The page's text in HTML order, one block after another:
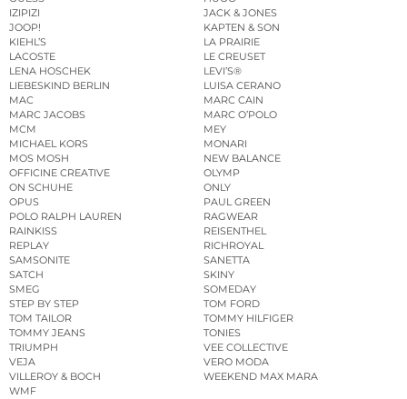
IZIPIZI
JACK & JONES
JOOP!
KAPTEN & SON
KIEHL’S
LA PRAIRIE
LACOSTE
LE CREUSET
LENA HOSCHEK
LEVI’S®
LIEBESKIND BERLIN
LUISA CERANO
MAC
MARC CAIN
MARC JACOBS
MARC O’POLO
MCM
MEY
MICHAEL KORS
MONARI
MOS MOSH
NEW BALANCE
OFFICINE CREATIVE
OLYMP
ON SCHUHE
ONLY
OPUS
PAUL GREEN
POLO RALPH LAUREN
RAGWEAR
RAINKISS
REISENTHEL
REPLAY
RICHROYAL
SAMSONITE
SANETTA
SATCH
SKINY
SMEG
SOMEDAY
STEP BY STEP
TOM FORD
TOM TAILOR
TOMMY HILFIGER
TOMMY JEANS
TONIES
TRIUMPH
VEE COLLECTIVE
VEJA
VERO MODA
VILLEROY & BOCH
WEEKEND MAX MARA
WMF